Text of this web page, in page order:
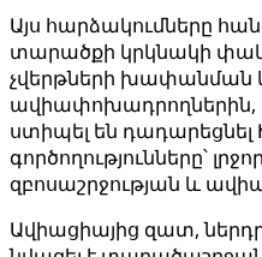
Այս հարձակումները
տարածքի կրկնակի
չվերթների խափանման
ավիափոխադրողներին,
ստիպել են դադարեցնել
գործողությունները՝
զբոսաշրջության և
Ավիացիայից զատ,